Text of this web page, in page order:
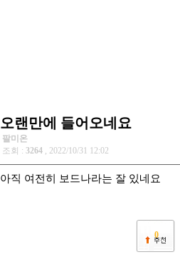
오랜만에 들어오네요
팔미온
조회 : 3264 , 2022/10/31 12:02
아직 여전히 보드나라는 잘 있네요
0